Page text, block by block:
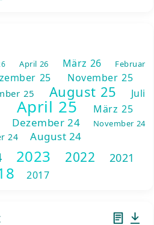
April 26 März 26
Februar
25 November 25
25 August 25
Juli
April 25 März 25
Dezember 24
November 24
24 August 24
2023 2022
2021
2017